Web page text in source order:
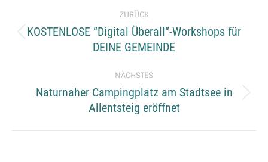
ZURÜCK
Vorheriger
Beitrag:
KOSTENLOSE “Digital Überall“-Workshops für
DEINE GEMEINDE
NÄCHSTES
Nächster
Beitrag:
Naturnaher Campingplatz am Stadtsee in
Allentsteig eröffnet